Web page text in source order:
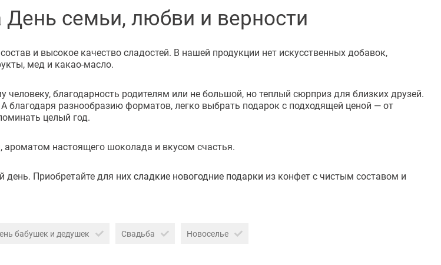
День семьи, любви и верности
и высокое качество сладостей. В нашей продукции нет искусственных добавок,
мед и какао-масло.
благодарность родителям или не большой, но теплый сюрприз для близких друзей.
благодаря разнообразию форматов, легко выбрать подарок с подходящей ценой — от
целый год.
настоящего шоколада и вкусом счастья.
день. Приобретайте для нихсладкие новогодние подарки из конфет с чистым составом и
бабушек и дедушек Свадьба Новоселье